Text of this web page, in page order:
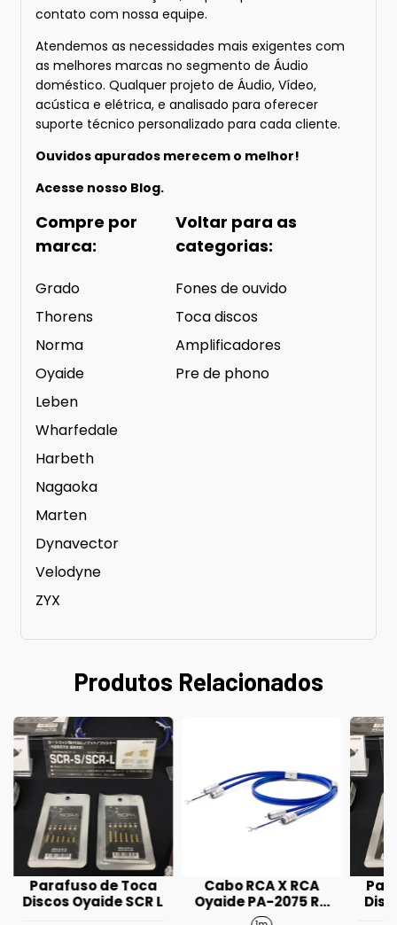
contato com nossa equipe.
Atendemos as necessidades mais exigentes com
as melhores marcas no segmento de Áudio
doméstico. Qualquer projeto de Áudio, Vídeo,
acústica e elétrica, e analisado para oferecer
suporte técnico personalizado para cada cliente.
Ouvidos apurados merecem o melhor!
Acesse nosso Blog.
Compre por
marca:
Grado
Thorens
Norma
Oyaide
Leben
Wharfedale
Harbeth
Nagaoka
Marten
Dynavector
Velodyne
ZYX
Voltar para as
categorias:
Fones de ouvido
Toca discos
Amplificadores
Pre de phono
Produtos Relacionados
Parafuso de Toca
Discos Oyaide SCR L
Cabo RCA X RCA
Oyaide PA-2075 RR
V2 1m